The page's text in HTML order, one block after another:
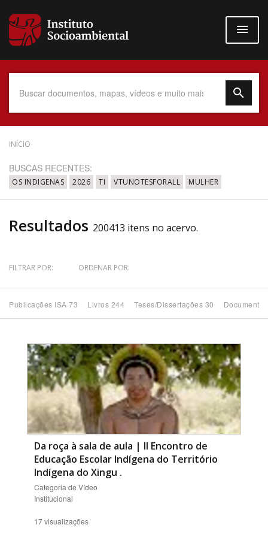
para
conteúdo
Data do Documento
Até
Povo Indígena
Subtema
Área de Levantamento
Área Protegida
BUSCAR
INÍCIO
BUSCAS RECENTES:
OS INDIGENAS 2026 TI VTUNOTESFORALL MULHER
Resultados 200413 itens no acervo.
FILTRAR POR: ORDENAR POR:
Publicações ISA 73 Livros 244 Teses/Dissertações 30
Da roça à sala de aula | II Encontro de
Educação Escolar Indígena do Território
Indígena do Xingu .
Categoria de Vídeo
Institucional
17 visualizações